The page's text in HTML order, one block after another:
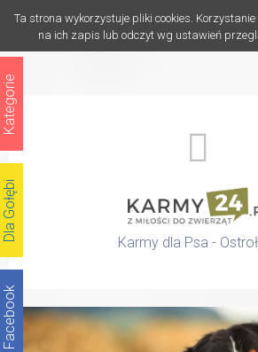
Ta strona wykorzystuje pliki cookies.
na ich zapis lub odczyt wg ustawień
Karmy dla Psa -
Katalog
Facebook
Dla Gołębi
Kategorie